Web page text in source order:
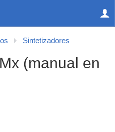
Sintetizadores
(manual en